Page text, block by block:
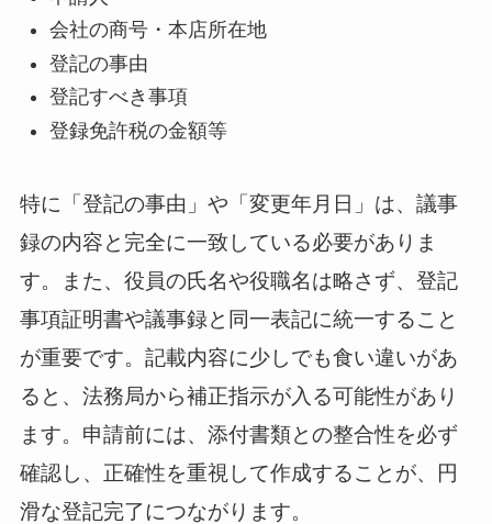
会社の商号・本店所在地
登記の事由
登記すべき事項
登録免許税の金額等
特に「登記の事由」や「変更年月日」は、議事
録の内容と完全に一致している必要がありま
す。また、役員の氏名や役職名は略さず、登記
事項証明書や議事録と同一表記に統一すること
が重要です。記載内容に少しでも食い違いがあ
ると、法務局から補正指示が入る可能性があり
ます。申請前には、添付書類との整合性を必ず
確認し、正確性を重視して作成することが、円
滑な登記完了につながります。